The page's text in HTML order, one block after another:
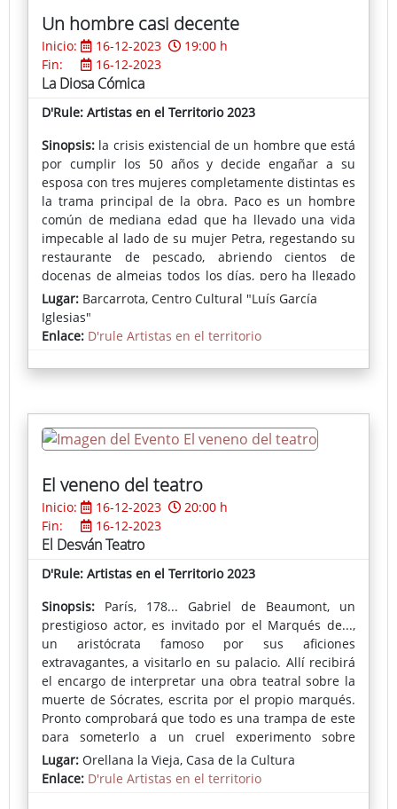
Un hombre casi decente
Inicio: 16-12-2023
19:00 h
Fin:
16-12-2023
La Diosa Cómica
D'Rule: Artistas en el Territorio 2023
Sinopsis: la crisis existencial de un hombre que está
por cumplir los 50 años y decide engañar a su
esposa con tres mujeres completamente distintas es
la trama principal de la obra. Paco es un hombre
común de mediana edad que ha llevado una vida
impecable al lado de su mujer Petra, regestando su
restaurante de pescado, abriendo cientos de
docenas de almejas todos los días, pero ha llegado
un momento en el que se siente vacío, piensa que
su vida sólo ha sido "agradable" y nada más, y por
ello se embarca en el intento de tener una relación
feliz, al menos durante una inolvidavle tarde. Lo que
Lugar: Barcarrota, Centro Cultural "Luís García
Iglesias"
Enlace: D'rule Artistas en el territorio
El veneno del teatro
Inicio: 16-12-2023
20:00 h
Fin:
16-12-2023
El Desván Teatro
D'Rule: Artistas en el Territorio 2023
Sinopsis: París, 178... Gabriel de Beaumont, un
prestigioso actor, es invitado por el Marqués de...,
un aristócrata famoso por sus aficiones
extravagantes, a visitarlo en su palacio. Allí recibirá
el encargo de interpretar una obra teatral sobre la
muerte de Sócrates, escrita por el propio marqués.
Pronto comprobará que todo es una trampa de este
para someterlo a un cruel experimento sobre
realidad y representación en relación con el tema
de la muerte. Escrita originariamente como un
Lugar: Orellana la Vieja, Casa de la Cultura
Enlace: D'rule Artistas en el territorio